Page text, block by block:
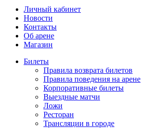
Личный кабинет
Новости
Контакты
Об арене
Магазин
Билеты
Правила возврата билетов
Правила поведения на арене
Корпоративные билеты
Выездные матчи
Ложи
Ресторан
Трансляции в городе